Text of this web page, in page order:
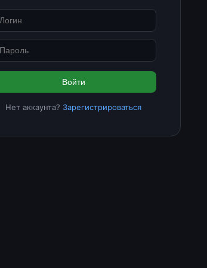
Войти
Нет аккаунта? Зарегистрироваться